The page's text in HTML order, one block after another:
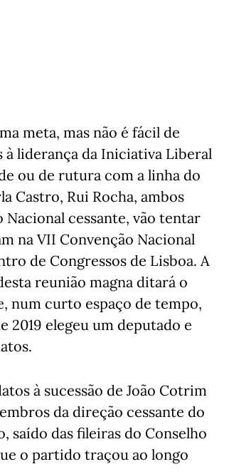
meta, mas não é fácil de
liderança da Iniciativa Liberal
ou de rutura com a linha do
Castro, Rui Rocha, ambos
Nacional cessante, vão tentar
na VII Convenção Nacional
de Congressos de Lisboa. A
reunião magna ditará o
num curto espaço de tempo,
2019 elegeu um deputado e
à sucessão de João Cotrim
da direção cessante do
saído das fileiras do Conselho
o partido traçou ao longo